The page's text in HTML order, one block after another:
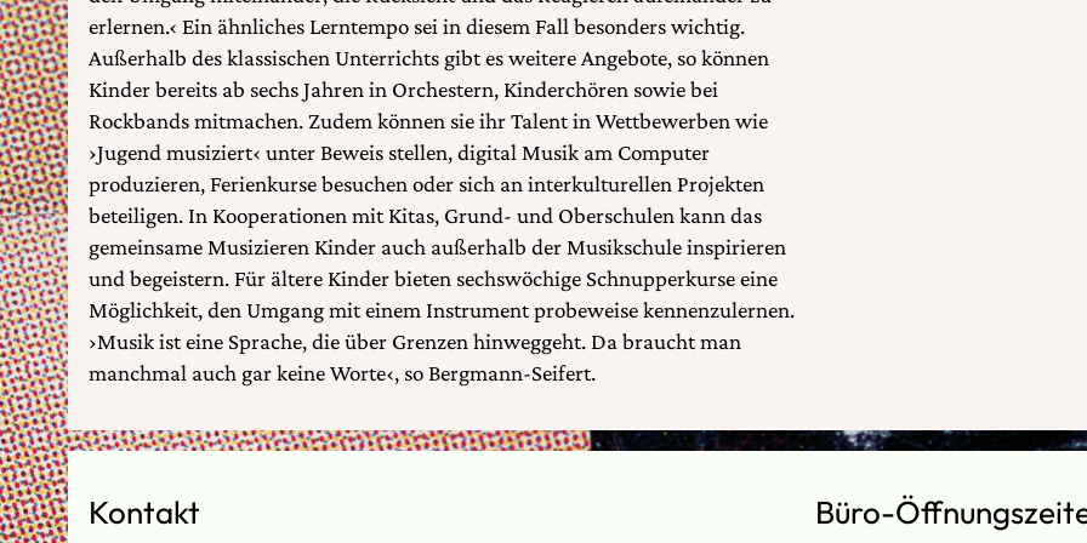
erlernen.‹ Ein ähnliches Lerntempo sei in diesem Fall besonders wichtig.
Außerhalb des klassischen Unterrichts gibt es weitere Angebote, so können
Kinder bereits ab sechs Jahren in Orchestern, Kinderchören sowie bei
Rockbands mitmachen. Zudem können sie ihr Talent in Wettbewerben wie
›Jugend musiziert‹ unter Beweis stellen, digital Musik am Computer
produzieren, Ferienkurse besuchen oder sich an interkulturellen Projekten
beteiligen. In Kooperationen mit Kitas, Grund- und Oberschulen kann das
gemeinsame Musizieren Kinder auch außerhalb der Musikschule inspirieren
und begeistern. Für ältere Kinder bieten sechswöchige Schnupperkurse eine
Möglichkeit, den Umgang mit einem Instrument probeweise kennenzulernen.
›Musik ist eine Sprache, die über Grenzen hinweggeht. Da braucht man
manchmal auch gar keine Worte‹, so Bergmann-Seifert.
Kontakt Büro-